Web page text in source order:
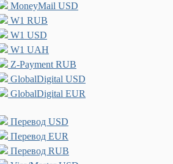
MoneyMail USD
W1 RUB
W1 USD
W1 UAH
Z-Payment RUB
GlobalDigital USD
GlobalDigital EUR
Перевод USD
Перевод EUR
Перевод RUB